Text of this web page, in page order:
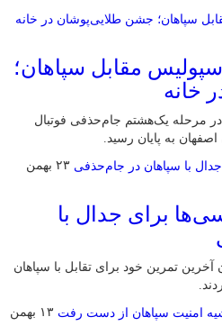
مقابل سپاهان؛
خانه
در مرحله یک‌هشتم جام‌حذفی فوتبال
۲۳ بهمن
برای جدال با
آخرین تمرین خود برای تقابل با سپاهان
۱۳ بهمن